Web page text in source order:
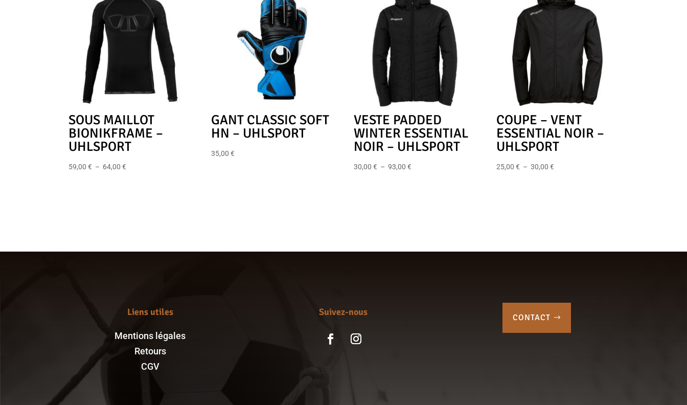
SOUS MAILLOT
BIONIKFRAME –
UHLSPORT
59,00€ – 64,00€
GANT CLASSIC SOFT
HN – UHLSPORT
35,00€
VESTE PADDED
WINTER ESSENTIAL
NOIR – UHLSPORT
30,00€ – 93,00€
COUPE – VENT
ESSENTIAL NOIR –
UHLSPORT
25,00€ – 30,00€
Liens utiles
Mentions légales
Retours
CGV
Suivez-nous CONTACT